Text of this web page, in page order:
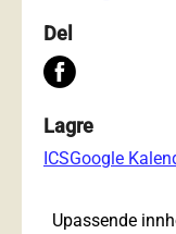
Del
Lagre
ICSGoogle
Upassende